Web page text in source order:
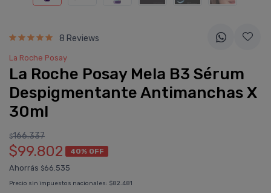
8 Reviews
La Roche Posay
La Roche Posay Mela B3 Sérum
Despigmentante Antimanchas X
30ml
$166.337
$99.802 40% OFF
Ahorrás $66.535
Precio sin impuestos nacionales: $82.481